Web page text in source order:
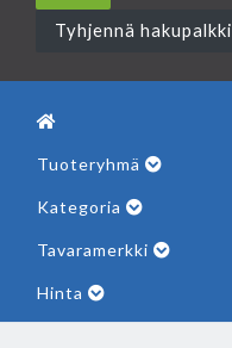
Tyhjennä hakupalkki
Tuoteryhmä
Kategoria
Tavaramerkki
Hinta